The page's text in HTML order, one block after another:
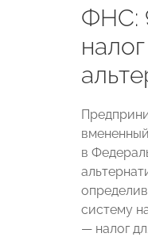
ФНС:
в
систему
— налог